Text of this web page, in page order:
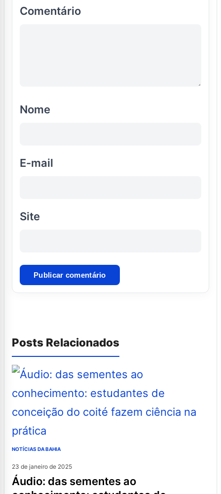
Comentário
Nome
E-mail
Site
Posts Relacionados
NOTÍCIAS DA BAHIA
23 de janeiro de 2025
áudio: das sementes ao